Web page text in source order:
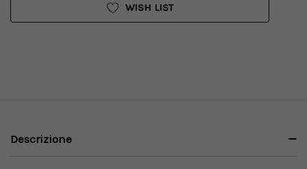
WISH LIST
Descrizione